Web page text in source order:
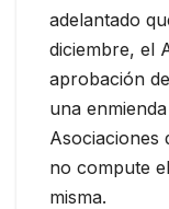
adelantado
diciembre, el
aprobación
una
Asociaciones
no compute
misma.